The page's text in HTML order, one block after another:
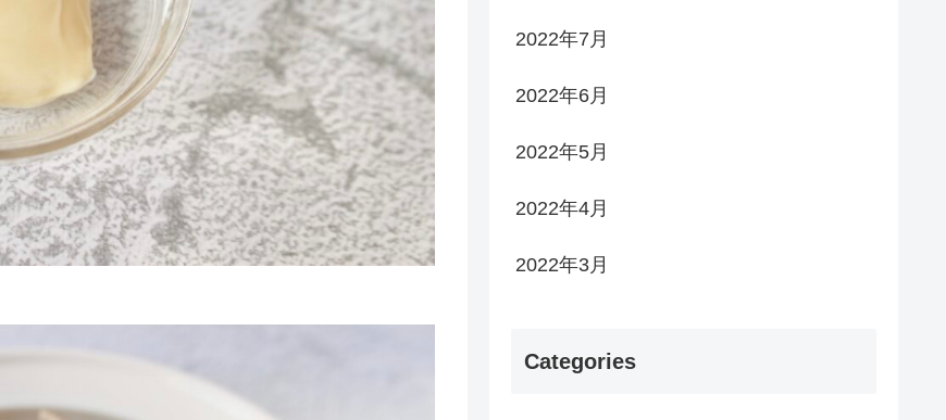
2022年7月
2022年6月
2022年5月
2022年4月
2022年3月
Categories